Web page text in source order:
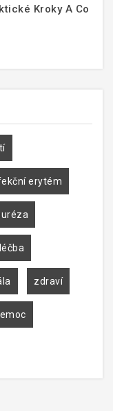
Kroky A Co
erytém
léčba
zdraví